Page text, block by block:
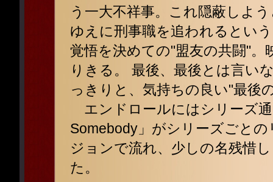
う一大不祥事。これ隠蔽しよ
ゆえに刑事職を追われるとい
覚悟を決めての"盟友の共闘"。
りきる。 最後、最後とは言い
っきりと、気持ちの良い"最後
エンドロールにはシリーズ
Somebody」がシリーズごと
ジョンで流れ、少しの名残惜
た。